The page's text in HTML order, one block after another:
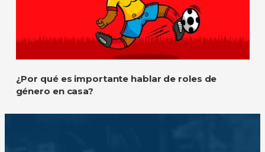
¿Por qué es importante hablar de roles de
género en casa?